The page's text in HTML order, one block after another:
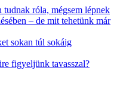
róla, mégsem lépnek
– de mit tehetünk már
sokan túl sokáig
figyeljünk tavasszal?